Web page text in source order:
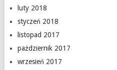
luty 2018
styczeń 2018
listopad 2017
październik 2017
wrzesień 2017